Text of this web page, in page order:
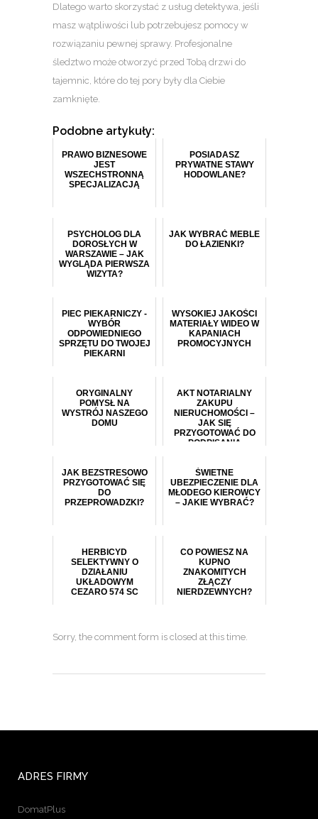
Dlatego warto skorzystać z usług detektywa, jeśli
masz wątpliwości lub potrzebujesz pomocy w
rozwiązaniu pewnej sprawy. Profesjonalne
śledztwo może otworzyć przed Tobą drzwi do
tajemnic, które do tej pory były dla Ciebie
zamknięte.
Podobne artykuły:
PRAWO BIZNESOWE
JEST
WSZECHSTRONNĄ
SPECJALIZACJĄ
POSIADASZ
PRYWATNE STAWY
HODOWLANE?
PSYCHOLOG DLA
DOROSŁYCH W
WARSZAWIE – JAK
WYGLĄDA PIERWSZA
WIZYTA?
JAK WYBRAĆ MEBLE
DO ŁAZIENKI?
PIEC PIEKARNICZY -
WYBÓR
ODPOWIEDNIEGO
SPRZĘTU DO TWOJEJ
PIEKARNI
WYSOKIEJ JAKOŚCI
MATERIAŁY WIDEO W
KAPANIACH
PROMOCYJNYCH
ORYGINALNY
POMYSŁ NA
WYSTRÓJ NASZEGO
DOMU
AKT NOTARIALNY
ZAKUPU
NIERUCHOMOŚCI –
JAK SIĘ
PRZYGOTOWAĆ DO
PODPISANIA
JAK BEZSTRESOWO
PRZYGOTOWAĆ SIĘ
DO
PRZEPROWADZKI?
ŚWIETNE
UBEZPIECZENIE DLA
MŁODEGO KIEROWCY
– JAKIE WYBRAĆ?
HERBICYD
SELEKTYWNY O
DZIAŁANIU
UKŁADOWYM
CEZARO 574 SC
CO POWIESZ NA
KUPNO
ZNAKOMITYCH
ZŁĄCZY
NIERDZEWNYCH?
Sorry, the comment form is closed at this time.
ADRES FIRMY
DomatPlus